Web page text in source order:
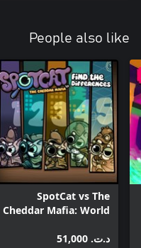
People also like
SpotCat vs The
Cheddar Mafia: World
د.ت.‏ 51,000